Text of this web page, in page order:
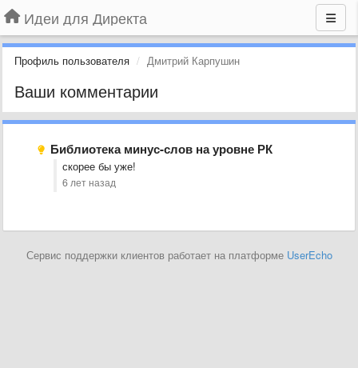
Идеи для Директа
Профиль пользователя Дмитрий Карпушин
Ваши комментарии
Библиотека минус-слов на уровне РК
скорее бы уже!
6 лет назад
Сервис поддержки клиентов работает на платформе UserEcho